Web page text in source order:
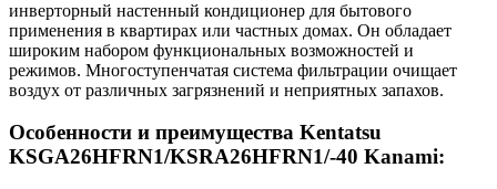
инверторный настенный кондиционер для бытового
применения в квартирах или частных домах. Он обладает
широким набором функциональных возможностей и
режимов. Многоступенчатая система фильтрации очищает
воздух от различных загрязнений и неприятных запахов.
Особенности и преимущества Kentatsu
KSGA26HFRN1/KSRA26HFRN1/-40 Kanami: